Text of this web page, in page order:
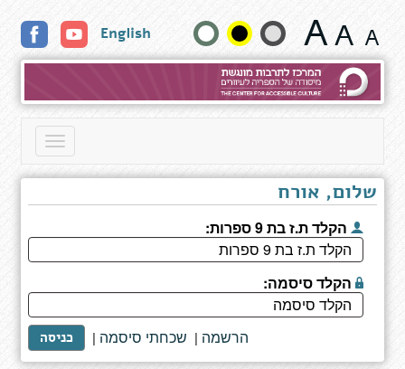
מסע
ציוני
מהפוגרום
ברוסיה
רבין
שנה
גודל
טקסט
English
Toggle
שלום, אורח
הקלד ת.ז בת 9 ספרות:
הקלד סיסמה:
כניסה | שכחתי סיסמה | הרשמה